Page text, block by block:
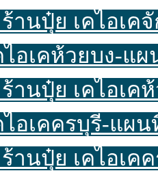
ร้านปุ๋ย เคไอ
ไอเคห้วยบง-แ
ร้านปุ๋ย เคไอเ
ไอเคครบุรี-แผ
ร้านปุ๋ย เคไอเ